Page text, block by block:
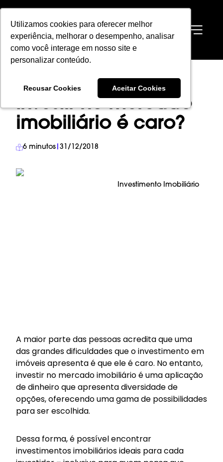
Utilizamos cookies para oferecer melhor
experiência, melhorar o desempenho, analisar
como você interage em nosso site e
personalizar conteúdo.
Recusar Cookies Aceitar Cookies
Utilizamos cookies para oferecer melhor
experiência, melhorar o desempenho, analisar
como você interage em nosso site e
personalizar conteúdo.
Recusar Cookies Aceitar Cookies
EN
INVESTIMENTO IMOBILIÁRIO
→
INVESTIR NO MERCADO IMOBILIÁRIO É CARO?
Investir no mercado
imobiliário é caro?
6 minutos 31/12/2018
Investimento Imobiliário
A maior parte das pessoas acredita que uma
das grandes dificuldades que o investimento em
imóveis apresenta é que ele é caro. No entanto,
investir no mercado imobiliário é uma aplicação
de dinheiro que apresenta diversidade de
opções, oferecendo uma gama de possibilidades
para ser escolhida.
Dessa forma, é possível encontrar
investimentos imobiliários ideais para cada